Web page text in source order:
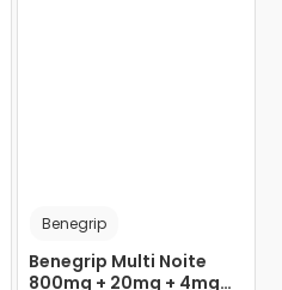
Benegrip
Benegrip Multi Noite
800mg + 20mg + 4mg